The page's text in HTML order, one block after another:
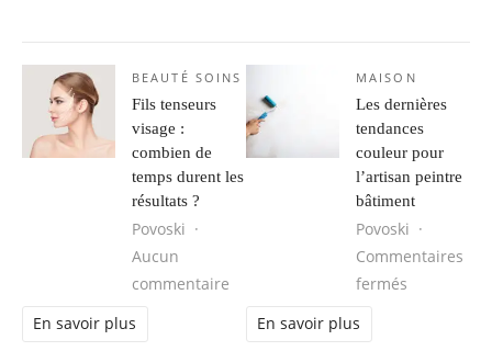
BEAUTÉ SOINS
Fils tenseurs
visage :
combien de
temps durent les
résultats ?
Povoski
Aucun
commentaire sur Fils tenseurs visage :
En savoir plus
MAISON
Les dernières
tendances
couleur pour
l’artisan peintre
bâtiment
Povoski
Commentaires
fermés
En savoir plus